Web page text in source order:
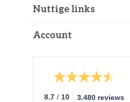
Nuttige links
Account
8.7 / 10 3.480 reviews